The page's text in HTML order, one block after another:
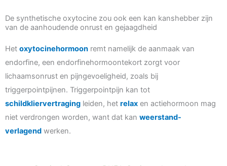
De synthetische oxytocine zou ook een kan kanshebber zijn
van de aanhoudende onrust en gejaagdheid
Het oxytocinehormoon remt namelijk de aanmaak van
endorfine, een endorfinehormoontekort zorgt voor
lichaamsonrust en pijngevoeligheid, zoals bij
triggerpointpijnen. Triggerpointpijn kan tot
schildkliervertraging leiden, het relax en actiehormoon mag
niet verdrongen worden, want dat kan weerstand-
verlagend werken.